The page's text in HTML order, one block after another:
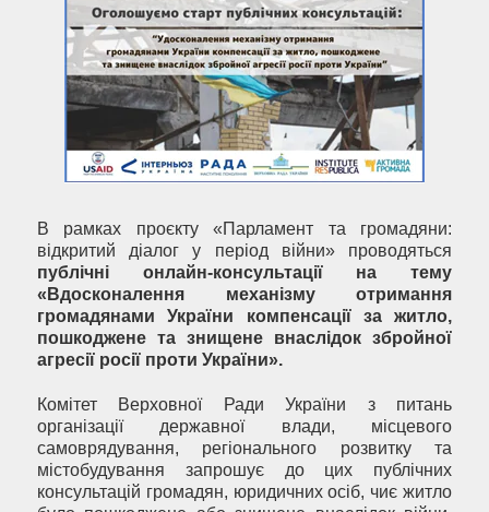
В рамках проєкту «Парламент та громадяни:
відкритий діалог у період війни» проводяться
публічні онлайн-консультації на тему
«Вдосконалення механізму отримання
громадянами України компенсації за житло,
пошкоджене та знищене внаслідок збройної
агресії росії проти України».
Комітет Верховної Ради України з питань
організації державної влади, місцевого
самоврядування, регіонального розвитку та
містобудування запрошує до цих публічних
консультацій громадян, юридичних осіб, чиє житло